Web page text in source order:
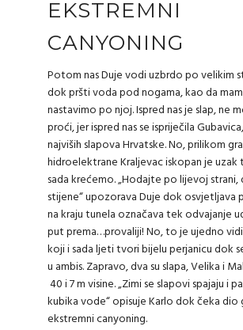
EKSTREMNI
CANYONING
Potom nas Duje vodi uzbrdo po velikim
dok pršti voda pod nogama, kao da
nastavimo po njoj. Ispred nas je slap, ne
proći, jer ispred nas se ispriječila
najviših slapova Hrvatske. No, prilikom
hidroelektrane Kraljevac iskopan je uzak
sada krećemo. „Hodajte po lijevoj strani,
stijene“ upozorava Duje dok osvjetljava
na kraju tunela označava tek odvajanje
put prema…provaliji! No, to je ujedno
koji i sada ljeti tvori bijelu perjanicu dok
u ambis. Zapravo, dva su slapa, Velika i
40 i 7 m visine. „Zimi se slapovi spajaju i
kubika vode“ opisuje Karlo dok čeka dio
ekstremni canyoning.